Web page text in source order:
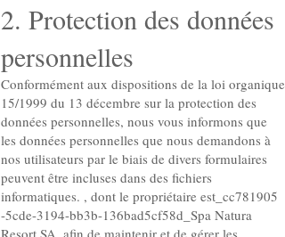
2. Protection des données
personnelles
Conformément aux dispositions de la loi organique
15/1999 du 13 décembre sur la protection des
données personnelles, nous vous informons que
les données personnelles que nous demandons à
nos utilisateurs par le biais de divers formulaires
peuvent être incluses dans des fichiers
informatiques. , dont le propriétaire est_cc781905
-5cde-3194-bb3b-136bad5cf58d_Spa Natura
Resort SA, afin de maintenir et de gérer les